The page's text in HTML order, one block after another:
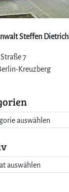
Steffen Dietrich
7
Kreuzberg